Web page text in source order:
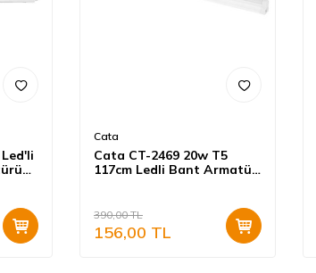
Cata
Cata CT-2469 20w T5
117cm Ledli Bant Armatür
390,00TL
156,00 TL